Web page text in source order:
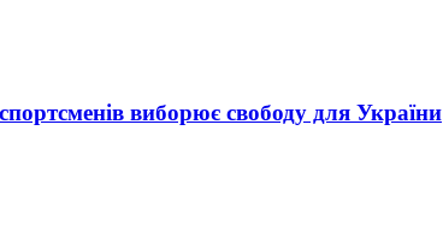
виборює свободу для України